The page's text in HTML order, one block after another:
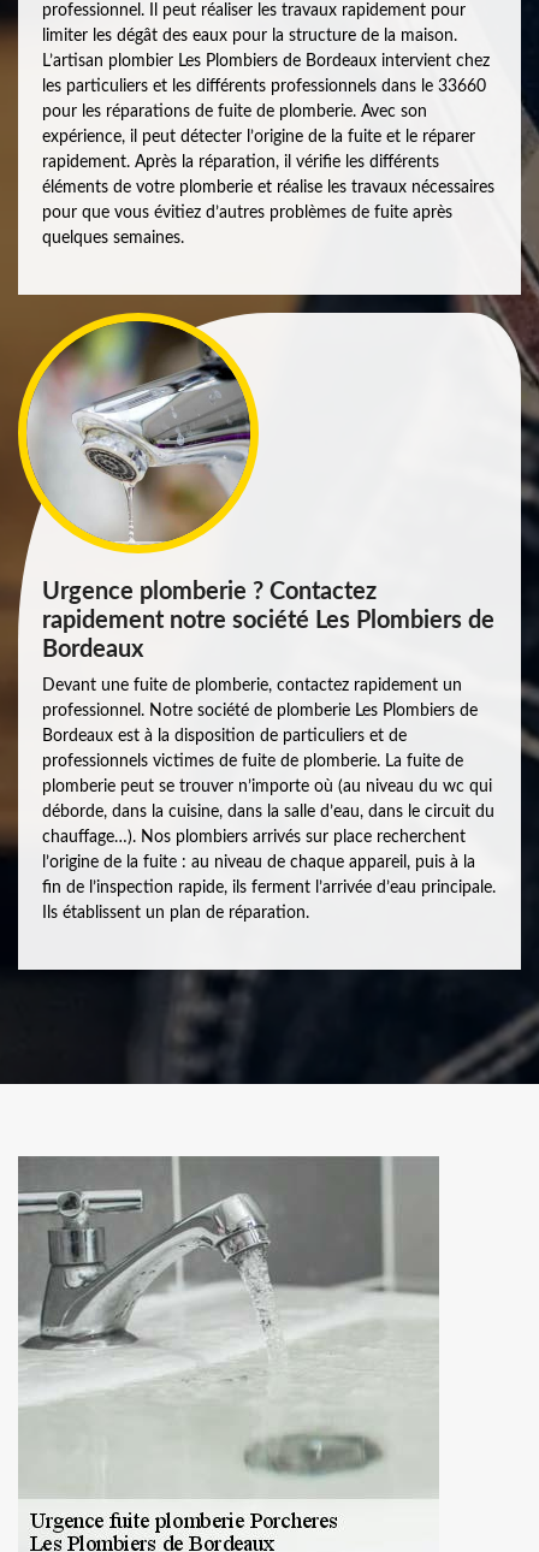
professionnel. Il peut réaliser les travaux rapidement pour
limiter les dégât des eaux pour la structure de la maison.
L’artisan plombier Les Plombiers de Bordeaux intervient chez
les particuliers et les différents professionnels dans le 33660
pour les réparations de fuite de plomberie. Avec son
expérience, il peut détecter l’origine de la fuite et le réparer
rapidement. Après la réparation, il vérifie les différents
éléments de votre plomberie et réalise les travaux nécessaires
pour que vous évitiez d’autres problèmes de fuite après
quelques semaines.
Urgence plomberie ? Contactez
rapidement notre société Les Plombiers de
Bordeaux
Devant une fuite de plomberie, contactez rapidement un
professionnel. Notre société de plomberie Les Plombiers de
Bordeaux est à la disposition de particuliers et de
professionnels victimes de fuite de plomberie. La fuite de
plomberie peut se trouver n’importe où (au niveau du wc qui
déborde, dans la cuisine, dans la salle d’eau, dans le circuit du
chauffage…). Nos plombiers arrivés sur place recherchent
l’origine de la fuite : au niveau de chaque appareil, puis à la
fin de l’inspection rapide, ils ferment l’arrivée d’eau principale.
Ils établissent un plan de réparation.